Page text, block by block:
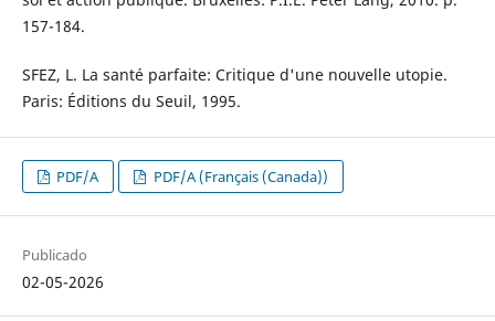
157-184.
SFEZ, L. La santé parfaite: Critique d'une nouvelle utopie.
Paris: Éditions du Seuil, 1995.
PDF/A PDF/A (Français (Canada))
Publicado
02-05-2026